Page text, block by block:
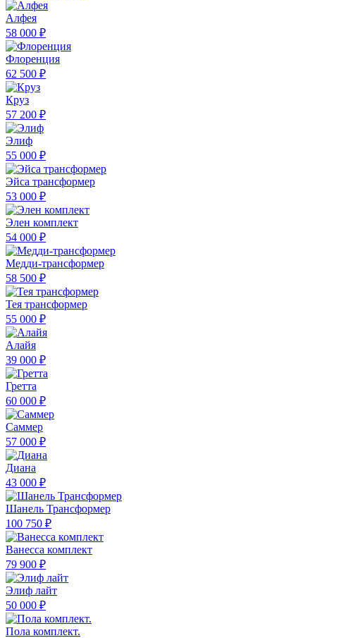
Алфея
58 000 ₽
Флоренция
62 500 ₽
Круз
57 200 ₽
Элиф
55 000 ₽
Эйса трансформер
53 000 ₽
Элен комплект
54 000 ₽
Медди-трансформер
58 500 ₽
Тея трансформер
55 000 ₽
Алайя
39 000 ₽
Гретта
60 000 ₽
Саммер
57 000 ₽
Диана
43 000 ₽
Шанель Трансформер
100 750 ₽
Ванесса комплект
79 900 ₽
Элиф лайт
50 000 ₽
Пола комплект.